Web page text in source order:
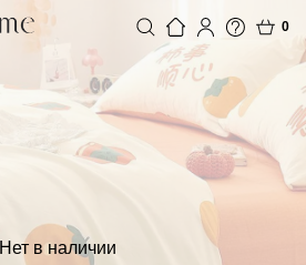
0
Нет в наличии